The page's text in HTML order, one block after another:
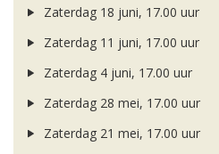
Zaterdag 18 juni, 17.00 uur
Zaterdag 11 juni, 17.00 uur
Zaterdag 4 juni, 17.00 uur
Zaterdag 28 mei, 17.00 uur
Zaterdag 21 mei, 17.00 uur